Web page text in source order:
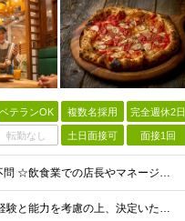
ベテランOK 複数名採用 完全週休2日
転勤なし 土日面接可 面接1回
お客様の喜ぶ顔を見たい方は歓迎します！ <必須条件> ☆学歴不問 ☆飲食業での店長やマネージメント経験をお持ちの方（業種・年数不問） <歓迎条件> ☆何らかの業種での店長・マネージャーの経験 ☆て
【店長スタート】 ■月給35万円～(固定残業代含む) ※給与額は経験と能力を考慮の上、決定いたします。 ※固定残業代は、時間外労働の有無に関わらず19時間分を、月42,200円支給 ※上記を超える時